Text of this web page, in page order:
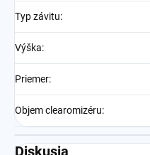
Typ závitu:
Výška:
Priemer:
Objem clearomizéru:
Diskusia